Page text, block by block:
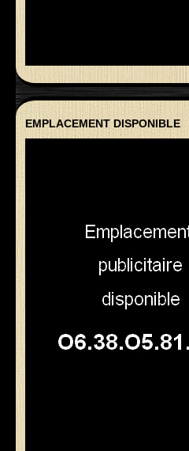
EMPLACEMENT DISPONIBLE